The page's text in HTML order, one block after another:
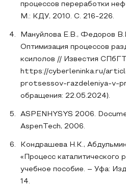
процессов переработки
М.: КДУ, 2010. С. 216-226.
Мануйлова Е.В., Федоров
Оптимизация процессов
ксилолов // Известия
https://cyberleninka.ru/
protsessov-razdeleniya-v-
обращения: 22.05.2024).
ASPENHYSYS 2006.
AspenTech, 2006.
Кондрашева Н.К.,
«Процесс каталитического
учебное пособие. – Уфа:
14.